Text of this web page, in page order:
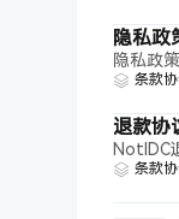
隐私政
隐私政策
条款
退款协
NotIDC
条款